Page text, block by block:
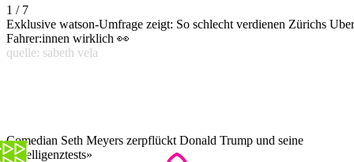
1 / 7
Exklusive watson-Umfrage zeigt: So schlecht verdienen Zürichs
Fahrer:innen wirklich 👀
quelle: sabeth vela
Comedian Seth Meyers zerpflückt Donald Trump und seine
«Intelligenztests»